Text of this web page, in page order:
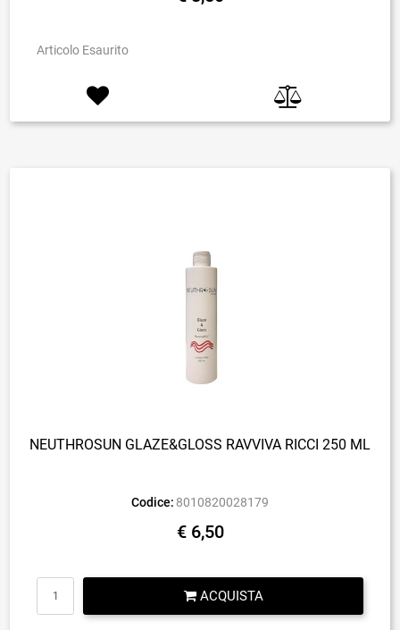
Articolo Esaurito
NEUTHROSUN GLAZE&GLOSS RAVVIVA RICCI 250 ML
Codice: 8010820028179
€ 6,50
ACQUISTA